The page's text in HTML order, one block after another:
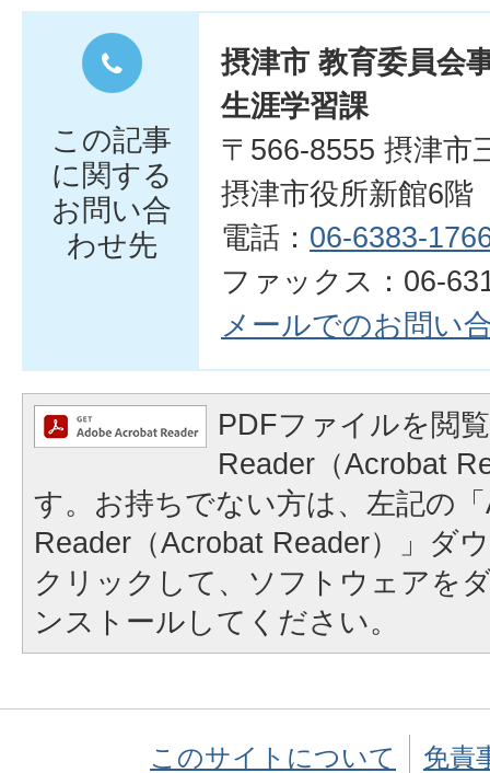
この記事
に関する
お問い合
わせ先
摂津市 教育委員会
生涯学習課
〒566-8555 摂津市
摂津市役所新館6階
電話： 06-6383-
ファックス：06-
メールでのお問い
PDFファイルを閲
Reader（Acrobat
す。お持ちでない方は、左記の
Reader（Acrobat Reader）」ダ
クリックして、ソフトウェアを
ンストールしてください。
このサイトについて
免責